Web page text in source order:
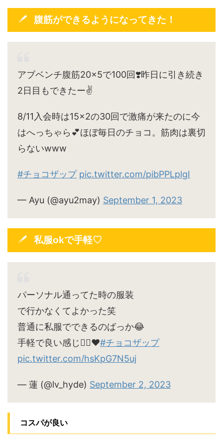
腹筋ができるようになってきた！
アブベンチ腹筋20×5で100回❣️昨日に引き続き
2日目もできたー✌️
8/11入会時は15×2の30回で激痛が来たのに今
はへっちゃら💕ほぼ毎日のチョコ。筋肉は裏切
らないwww
#チョコザップ pic.twitter.com/pibPPLplgI
— Ayu (@ayu2may) September 1, 2023
私服okで手軽♡
パーソナル通ってた時の服装
で行かなくてよかった笑
普通に私服でできるのばっか😂
手軽で良い感じ🙆‍♀️♥#チョコザップ
pic.twitter.com/hsKpG7N5uj
— 蓮 (@lv_hyde) September 2, 2023
コスパが良い